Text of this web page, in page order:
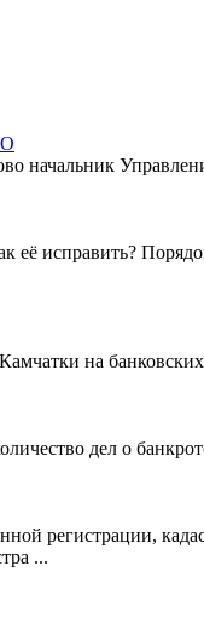
начальник
её исправить?
на
дел о
регистрации,
...